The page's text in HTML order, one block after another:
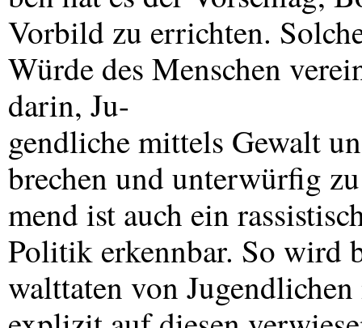
Vorbild zu errichten.
Würde des Menschen
darin, Ju-
gendliche mittels Gewalt
brechen und unterwürfig
mend ist auch ein
Politik erkennbar. So wird
walttaten von